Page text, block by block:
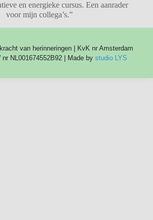
en energieke cursus. Een aanrader
voor mijn collega’s.”
van herinneringen | KvK nr Amsterdam
nr NL001674552B92 | Made by studio LYS